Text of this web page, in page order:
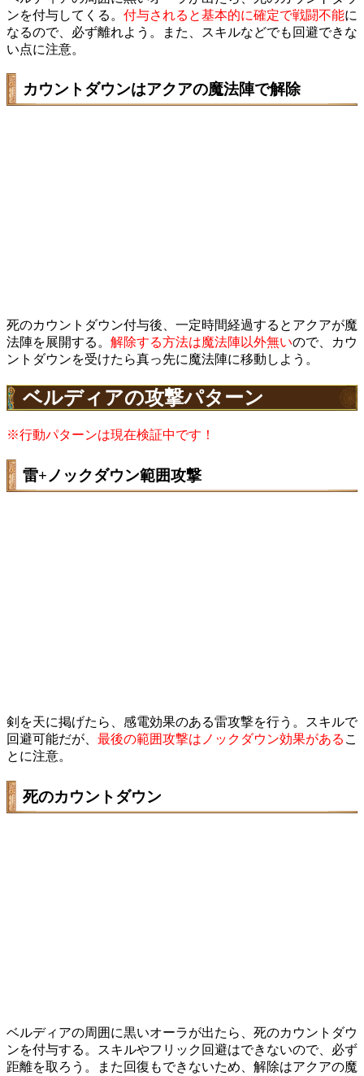
ンを付与してくる。 付与されると基本的に確定で戦闘不能に
なるので、必ず離れよう。また、スキルなどでも回避できな
い点に注意。
カウントダウンはアクアの魔法陣で解除
死のカウントダウン付与後、一定時間経過するとアクアが魔
法陣を展開する。 解除する方法は魔法陣以外無いので、カウ
ントダウンを受けたら真っ先に魔法陣に移動しよう。
ベルディアの攻撃パターン
※行動パターンは現在検証中です！
雷+ノックダウン範囲攻撃
剣を天に掲げたら、感電効果のある雷攻撃を行う。スキルで
回避可能だが、 最後の範囲攻撃はノックダウン効果がある こ
とに注意。
死のカウントダウン
ベルディアの周囲に黒いオーラが出たら、死のカウントダウ
ンを付与する。スキルやフリック回避はできないので、必ず
距離を取ろう。また回復もできないため、解除はアクアの魔